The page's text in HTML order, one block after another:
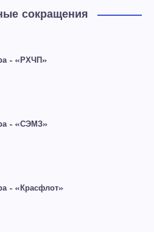
сокращения
– «РХЧП»
– «СЭМЗ»
– «Красфлот»